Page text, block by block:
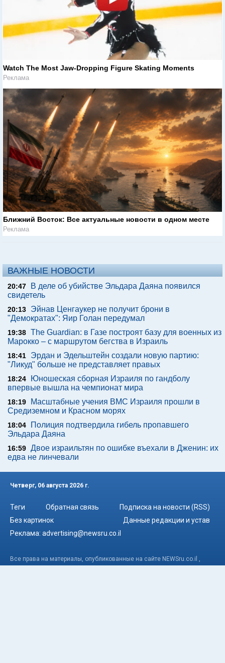
Watch The Most Jaw‑Dropping Figure Skating Moments
Реклама
Ближний Восток: Все актуальные новости в одном месте
Реклама
ВАЖНЫЕ НОВОСТИ
20:47
В деле об убийстве Эльдара Даяна появился
свидетель
20:13
Эйнав Ценгаукер не получит брони в
"Демократах": Яир Голан передумал
19:38 The Guardian: в Газе построят базу для военных из
Марокко – с маршрутом бегства в Израиль
18:41
Эрдан и Эдельштейн создали новую партию:
"Ликуд" больше не представляет правых
18:24
Юношеская сборная Израиля по гандболу
впервые вышла на чемпионат мира
18:19
Масштабные учения ВМС Израиля прошли в
Средиземном и Красном морях
18:04
Полиция подтвердила гибель пропавшего
Эльдара Даяна
16:59 Двое израильтян по ошибке въехали в Дженин: их
едва не линчевали
Четверг, 06 августа 2026 г.
Теги Обратная связь
Подписка на новости (RSS)
Без картинок
Данные редакции и устав
Реклама: advertising@newsru.co.il
Все права на материалы, опубликованные на сайте NEWSru.co.il ,